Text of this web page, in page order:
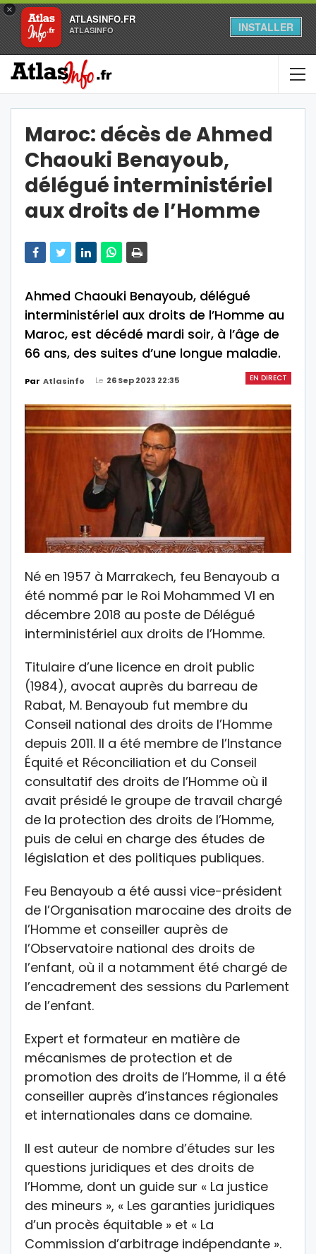
×
ATLASINFO.FR
ATLASINFO INSTALLER
Maroc: décès de Ahmed
Chaouki Benayoub,
délégué interministériel
aux droits de l’Homme
Ahmed Chaouki Benayoub, délégué
interministériel aux droits de l’Homme au
Maroc, est décédé mardi soir, à l’âge de
66 ans, des suites d’une longue maladie.
EN DIRECT
Par Atlasinfo Le 26 Sep 2023 22:35
Né en 1957 à Marrakech, feu Benayoub a
été nommé par le Roi Mohammed VI en
décembre 2018 au poste de Délégué
interministériel aux droits de l’Homme.
Titulaire d’une licence en droit public
(1984), avocat auprès du barreau de
Rabat, M. Benayoub fut membre du
Conseil national des droits de l’Homme
depuis 2011. Il a été membre de l’Instance
Équité et Réconciliation et du Conseil
consultatif des droits de l’Homme où il
avait présidé le groupe de travail chargé
de la protection des droits de l’Homme,
puis de celui en charge des études de
législation et des politiques publiques.
Feu Benayoub a été aussi vice-président
de l’Organisation marocaine des droits de
l’Homme et conseiller auprès de
l’Observatoire national des droits de
l’enfant, où il a notamment été chargé de
l’encadrement des sessions du Parlement
de l’enfant.
Expert et formateur en matière de
mécanismes de protection et de
promotion des droits de l’Homme, il a été
conseiller auprès d’instances régionales
et internationales dans ce domaine.
Il est auteur de nombre d’études sur les
questions juridiques et des droits de
l’Homme, dont un guide sur « La justice
des mineurs », « Les garanties juridiques
d’un procès équitable » et « La
Commission d’arbitrage indépendante ».